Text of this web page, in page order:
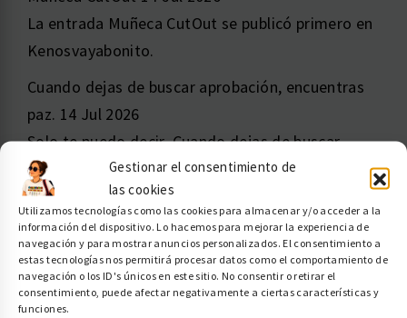
Gestionar el consentimiento de
las cookies
Utilizamos tecnologías como las cookies para almacenar y/o acceder a la
información del dispositivo. Lo hacemos para mejorar la experiencia de
navegación y para mostrar anuncios personalizados. El consentimiento a
estas tecnologías nos permitirá procesar datos como el comportamiento de
navegación o los ID's únicos en este sitio. No consentir o retirar el
consentimiento, puede afectar negativamente a ciertas características y
funciones.
La entrada Muñeca CutOut se publicó primero en
Kenosvayabonito.
Cuando dejas de buscar aprobación, encuentras
paz. 14 Jul 2026
Solo te puedo decir, Cuando dejas de buscar
aprobación, encuentras paz. La entrada Cuando
dejas de buscar aprobación, encuentras paz. se
publicó primero en Kenosvayabonito.
Amazon